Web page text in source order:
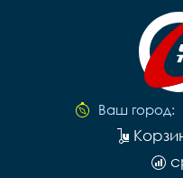
Ваш город: